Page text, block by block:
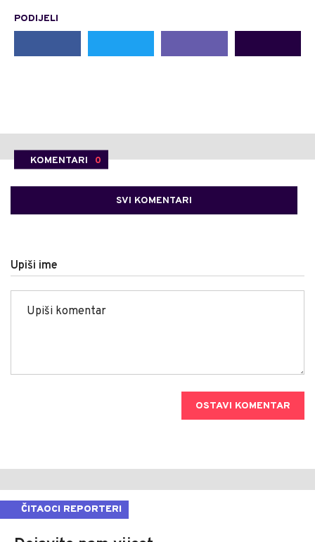
PODIJELI
KOMENTARI 0
SVI KOMENTARI
Upiši ime
OSTAVI KOMENTAR
ČITAOCI REPORTERI